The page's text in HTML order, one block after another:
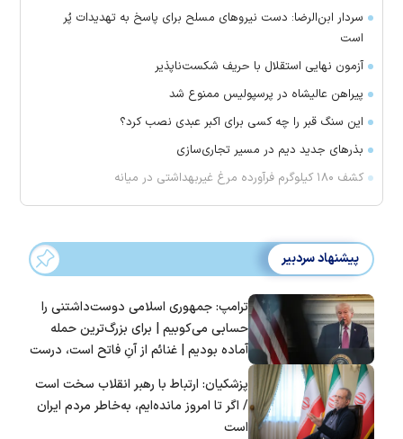
سردار ابن‌الرضا: دست نیرو‌های مسلح برای پاسخ به تهدیدات پُر
است
آزمون نهایی استقلال با حریف شکست‌ناپذیر
پیراهن عالیشاه در پرسپولیس ممنوع شد
این سنگ قبر را چه کسی برای اکبر عبدی نصب کرد؟
بذرهای جدید دیم در مسیر تجاری‌سازی
کشف ۱۸۰ کیلوگرم فرآورده‌ مرغ غیربهداشتی در میانه
پیشنهاد سردبیر
ترامپ: جمهوری اسلامی دوست‌داشتنی را
حسابی می‌کوبیم | برای بزرگ‌ترین حمله
آماده بودیم | غنائم از آنِ فاتح است، درست
پزشکیان: ارتباط با رهبر انقلاب سخت است
/ اگر تا امروز مانده‌ایم، به‌خاطر مردم ایران
است